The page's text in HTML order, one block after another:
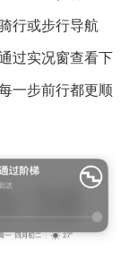
行或步行导航
过实况窗查看下
一步前行都更顺